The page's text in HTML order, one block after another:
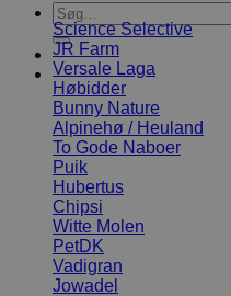
Søg
efter:
Science Selective
JR Farm
Versale Laga
Høbidder
Bunny Nature
Alpinehø / Heuland
To Gode Naboer
Puik
Hubertus
Chipsi
Witte Molen
PetDK
Vadigran
Jowadel